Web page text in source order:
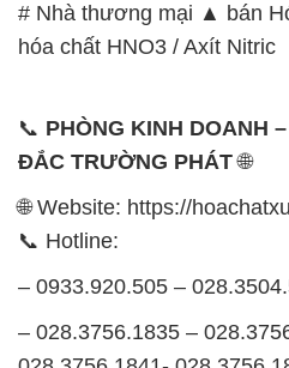
# Nhà thương mại ▲ bán
hóa chất HNO3 / Axít Nitric
📞 PHÒNG KINH DOANH
ĐẮC TRƯỜNG PHÁT🌐
🌐 Website: https://
📞 Hotline:
– 0933.920.505 –
– 028.3756.1835 –